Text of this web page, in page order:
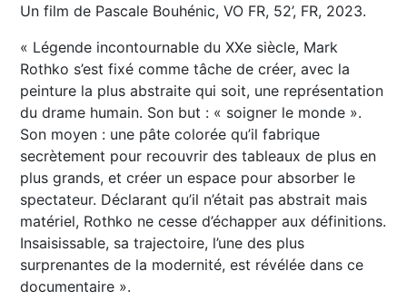
Un film de Pascale Bouhénic, VO FR, 52’, FR, 2023.
« Légende incontournable du XXe siècle, Mark
Rothko s’est fixé comme tâche de créer, avec la
peinture la plus abstraite qui soit, une représentation
du drame humain. Son but : « soigner le monde ».
Son moyen : une pâte colorée qu’il fabrique
secrètement pour recouvrir des tableaux de plus en
plus grands, et créer un espace pour absorber le
spectateur. Déclarant qu’il n’était pas abstrait mais
matériel, Rothko ne cesse d’échapper aux définitions.
Insaisissable, sa trajectoire, l’une des plus
surprenantes de la modernité, est révélée dans ce
documentaire ».